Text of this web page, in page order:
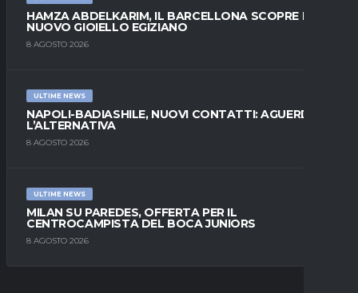
HAMZA ABDELKARIM, IL BARCELLONA SCOPRE IL
NUOVO GIOIELLO EGIZIANO
8 AGOSTO 2026
ULTIME NEWS
NAPOLI-BADIASHILE, NUOVI CONTATTI: AGUERD È
L’ALTERNATIVA
8 AGOSTO 2026
ULTIME NEWS
MILAN SU PAREDES, OFFERTA PER IL
CENTROCAMPISTA DEL BOCA JUNIORS
8 AGOSTO 2026